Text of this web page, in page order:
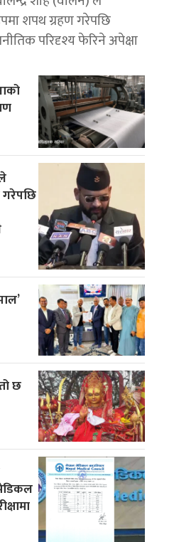
शपथ ग्रहण गरेपछि
परिदृश्य फेरिने अपेक्षा
छ